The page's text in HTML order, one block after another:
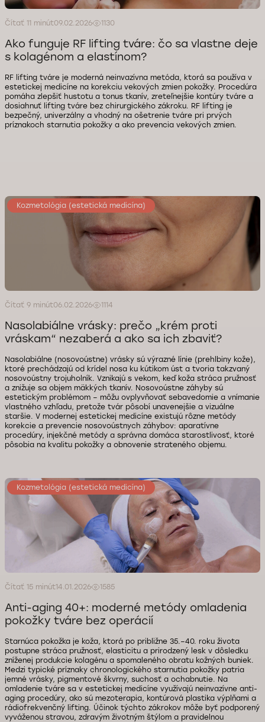
Čítať 11 minút09.02.2026 1130
Ako funguje RF lifting tváre: čo sa vlastne deje
s kolagénom a elastínom?
RF lifting tváre je moderná neinvazívna metóda, ktorá sa používa v
estetickej medicíne na korekciu vekových zmien pokožky. Procedúra
pomáha zlepšiť hustotu a tonus tkanív, zreteľnejšie kontúry tváre a
dosiahnuť lifting tváre bez chirurgického zákroku. RF lifting je
bezpečný, univerzálny a vhodný na ošetrenie tváre pri prvých
príznakoch starnutia pokožky a ako prevencia vekových zmien.
Kozmetológia (estetická medicína)
Čítať 9 minút06.02.2026 1114
Nasolabiálne vrásky: prečo „krém proti
vráskam“ nezaberá a ako sa ich zbaviť?
Nasolabiálne (nosovoústne) vrásky sú výrazné línie (prehlbiny kože),
ktoré prechádzajú od krídel nosa ku kútikom úst a tvoria takzvaný
nosovoústny trojuholník. Vznikajú s vekom, keď koža stráca pružnosť
a znižuje sa objem mäkkých tkanív. Nosovoústne záhyby sú
estetickým problémom – môžu ovplyvňovať sebavedomie a vnímanie
vlastného vzhľadu, pretože tvár pôsobí unavenejšie a vizuálne
staršie. V modernej estetickej medicíne existujú rôzne metódy
korekcie a prevencie nosovoústnych záhybov: aparatívne
procedúry, injekčné metódy a správna domáca starostlivosť, ktoré
pôsobia na kvalitu pokožky a obnovenie strateného objemu.
Kozmetológia (estetická medicína)
Čítať 15 minút14.01.2026 1585
Anti-aging 40+: moderné metódy omladenia
pokožky tváre bez operácií
Starnúca pokožka je koža, ktorá po približne 35.–40. roku života
postupne stráca pružnosť, elasticitu a prirodzený lesk v dôsledku
zníženej produkcie kolagénu a spomaleného obratu kožných buniek.
Medzi typické príznaky chronologického starnutia pokožky patria
jemné vrásky, pigmentové škvrny, suchosť a ochabnutie. Na
omladenie tváre sa v estetickej medicíne využívajú neinvazívne anti-
aging procedúry, ako sú mezoterapia, kontúrová plastika výplňami a
rádiofrekvenčný lifting. Účinok týchto zákrokov môže byť podporený
vyváženou stravou, zdravým životným štýlom a pravidelnou